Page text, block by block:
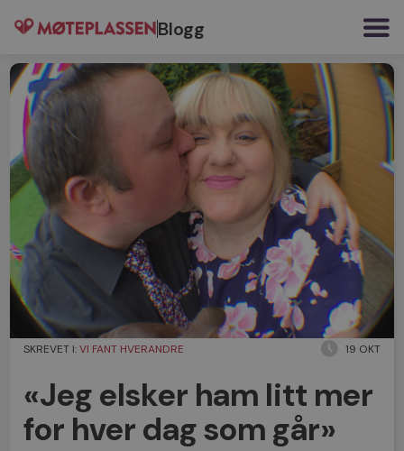
Blogg
SKREVET I:VI FANT HVERANDRE 19 OKT
«Jeg elsker ham litt mer
for hver dag som går»